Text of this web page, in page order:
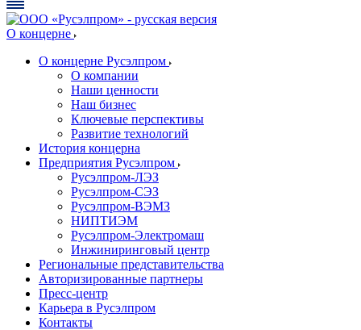
О концерне
О концерне Русэлпром
О компании
Наши ценности
Наш бизнес
Ключевые перспективы
Развитие технологий
История концерна
Предприятия Русэлпром
Русэлпром-ЛЭЗ
Русэлпром-СЭЗ
Русэлпром-ВЭМЗ
НИПТИЭМ
Русэлпром-Электромаш
Инжиниринговый центр
Региональные представительства
Авторизированные партнеры
Пресс-центр
Карьера в Русэлпром
Контакты